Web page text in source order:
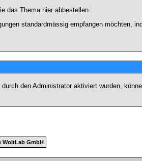
das Thema hierabbestellen.
standardmässig empfangen möchten,
den Administrator aktiviert wurden,
WoltLab GmbH